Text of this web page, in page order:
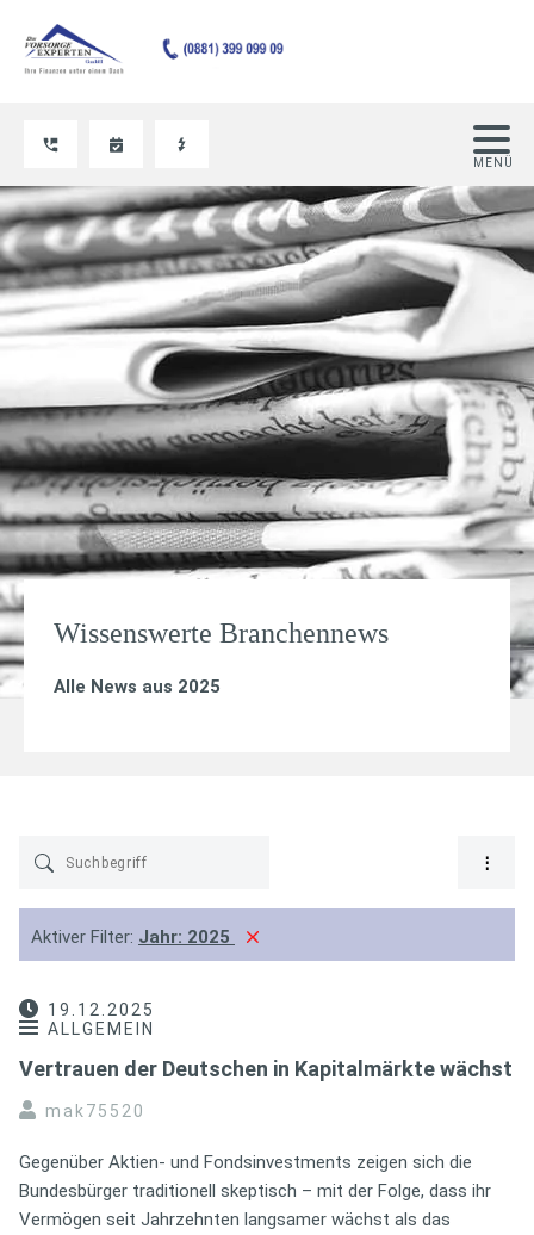
Wissenswerte Branchennews
Alle News aus 2025
Aktiver Filter: Jahr: 2025
19.12.2025
ALLGEMEIN
Vertrauen der Deutschen in Kapitalmärkte wächst
mak75520
Gegenüber Aktien- und Fondsinvestments zeigen sich die
Bundesbürger traditionell skeptisch – mit der Folge, dass ihr
Vermögen seit Jahrzehnten langsamer wächst als das